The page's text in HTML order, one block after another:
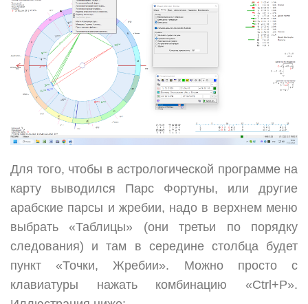
Для того, чтобы в астрологической программе на
карту выводился Парс Фортуны, или другие
арабские парсы и жребии, надо в верхнем меню
выбрать «Таблицы» (они третьи по порядку
следования) и там в середине столбца будет
пункт «Точки, Жребии». Можно просто с
клавиатуры нажать комбинацию «Ctrl+P».